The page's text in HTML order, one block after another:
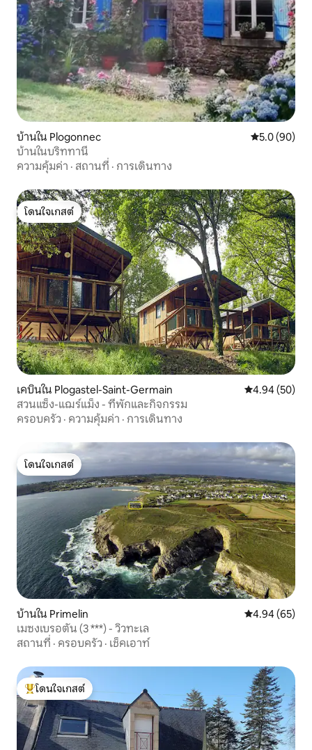
บ้านใน Plogonnec คะแนนเฉลี่ย
5.0 (90)
บ้านในบริททานี
ความคุ้มค่า · สถานที่ · การเดินทาง
โดนใจเกสต์
โดนใจเกสต์
เคบินใน Plogastel-Saint-Germain คะแนนเฉลี่ย
4.94 (50)
สวนแซ็ง-แฌร์แม็ง - ที่พักและกิจกรรม
ครอบครัว · ความคุ้มค่า · การเดินทาง
โดนใจเกสต์
โดนใจเกสต์
บ้านใน Primelin คะแนนเฉลี่ย
4.94 (65)
เมซงเบรอตัน (3 ***) - วิวทะเล
สถานที่ · ครอบครัว · เช็คเอาท์
โดนใจเกสต์ที่สุด
โดนใจเกสต์